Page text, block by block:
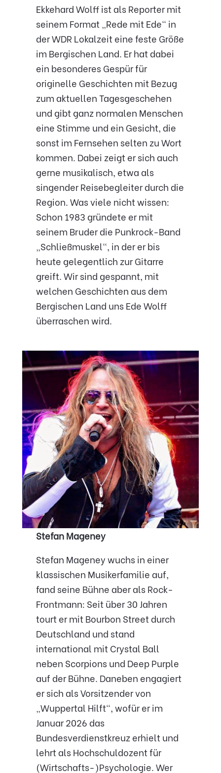
Ekkehard Wolff ist als Reporter mit
seinem Format „Rede mit Ede“ in
der WDR Lokalzeit eine feste Größe
im Bergischen Land. Er hat dabei
ein besonderes Gespür für
originelle Geschichten mit Bezug
zum aktuellen Tagesgeschehen
und gibt ganz normalen Menschen
eine Stimme und ein Gesicht, die
sonst im Fernsehen selten zu Wort
kommen. Dabei zeigt er sich auch
gerne musikalisch, etwa als
singender Reisebegleiter durch die
Region. Was viele nicht wissen:
Schon 1983 gründete er mit
seinem Bruder die Punkrock-Band
„Schließmuskel“, in der er bis
heute gelegentlich zur Gitarre
greift. Wir sind gespannt, mit
welchen Geschichten aus dem
Bergischen Land uns Ede Wolff
überraschen wird.
Stefan Mageney
Stefan Mageney wuchs in einer
klassischen Musikerfamilie auf,
fand seine Bühne aber als Rock-
Frontmann: Seit über 30 Jahren
tourt er mit Bourbon Street durch
Deutschland und stand
international mit Crystal Ball
neben Scorpions und Deep Purple
auf der Bühne. Daneben engagiert
er sich als Vorsitzender von
„Wuppertal Hilft“, wofür er im
Januar 2026 das
Bundesverdienstkreuz erhielt und
lehrt als Hochschuldozent für
(Wirtschafts-)Psychologie. Wer